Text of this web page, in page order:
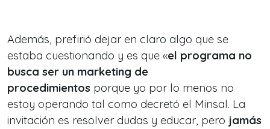
Además, prefirió dejar en claro algo que se
estaba cuestionando y es que «el programa no
busca ser un marketing de
procedimientos porque yo por lo menos no
estoy operando tal como decretó el Minsal. La
invitación es resolver dudas y educar, pero jamás